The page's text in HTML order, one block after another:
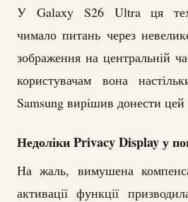
У Galaxy S26 Ultra ця
чимало питань через
зображення на центральній
користувачам вона
Samsung вирішив донести цей
Недоліки Privacy Display у
На жаль, вимушена
активації функції